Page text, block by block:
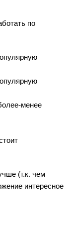
по
менее
(т.к. чем
интересное